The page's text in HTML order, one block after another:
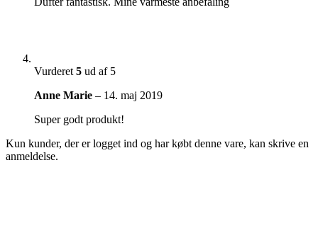
Vurderet 5 ud af 5
Anne Marie – 14. maj 2019
Super godt produkt!
Kun kunder, der er logget ind og har købt denne vare, kan skrive en
anmeldelse.